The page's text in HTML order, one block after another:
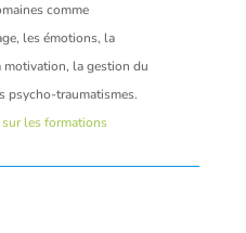
comme
les émotions, la
la gestion du
psycho-traumatismes.
sur les formations